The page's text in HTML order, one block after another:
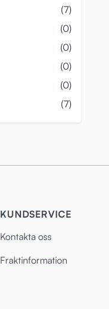
(7)
(0)
(0)
(0)
(0)
(7)
KUNDSERVICE
Kontakta oss
Fraktinformation